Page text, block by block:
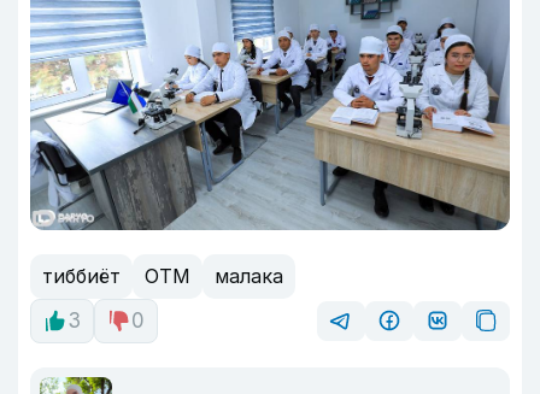
тиббиёт ОТМ
малака
3
0